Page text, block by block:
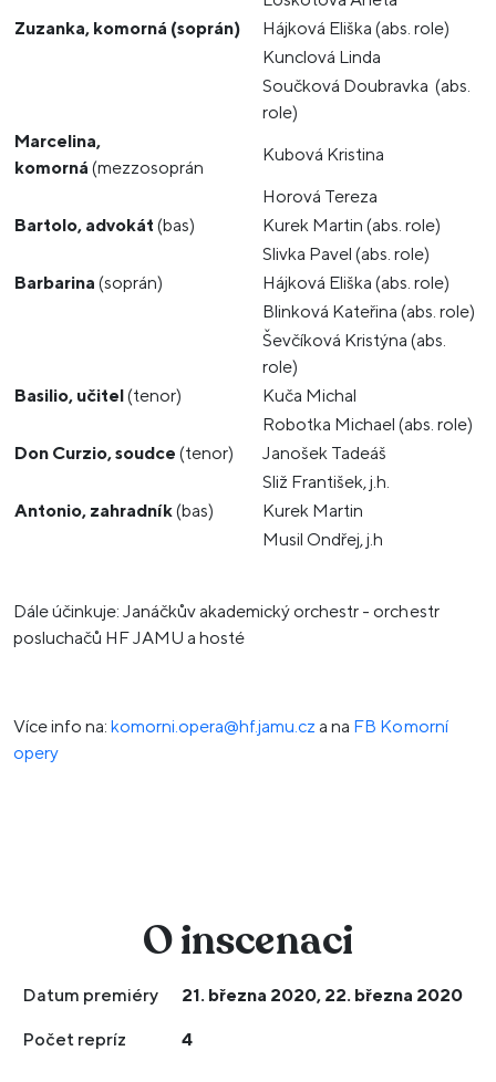
Zuzanka, komorná (soprán)
Hájková Eliška (abs. role)
Kunclová Linda
Součková Doubravka (abs.
role)
Marcelina,
komorná(mezzosoprán
Kubová Kristina
Horová Tereza
Bartolo, advokát (bas)
Kurek Martin (abs. role)
Slivka Pavel (abs. role)
Barbarina(soprán)
Hájková Eliška (abs. role)
Blinková Kateřina (abs. role)
Ševčíková Kristýna (abs.
role)
Basilio, učitel(tenor)
Kuča Michal
Robotka Michael (abs. role)
Don Curzio, soudce(tenor)
Janošek Tadeáš
Sliž František, j.h.
Antonio, zahradník(bas)
Kurek Martin
Musil Ondřej, j.h
Dále účinkuje: Janáčkův akademický orchestr - orchestr
posluchačů HF JAMU a hosté
Více info na:komorni.opera@hf.jamu.cz a na FB Komorní
opery
O inscenaci
Datum premiéry 21. března 2020, 22. března 2020
Počet repríz 4